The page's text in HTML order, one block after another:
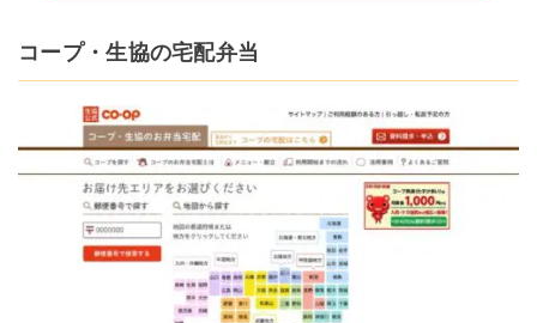
コープ・生協の宅配弁当